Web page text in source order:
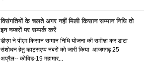
विसंगतियों के चलते अगर नहीं मिली किसान सम्मान निधि तो
इन नम्बरों पर सम्पर्क करें
डीएम ने पीएम किसान सम्मान निधि योजना की समीक्षा कर डाटा
संशोधन हेतु व्हाट्सएप्प नंबरों को जारी किया आजमगढ़ 25
अप्रैल-- कोविड-19 महामार...